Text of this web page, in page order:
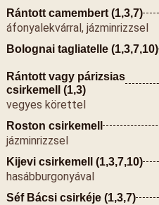
Rántott camembert (1,3,7)
áfonyalekvárral, jázminrizzsel
Bolognai tagliatelle (1,3,7,10)
Rántott vagy párizsias
csirkemell (1,3)
vegyes körettel
Roston csirkemell
jázminrizzsel
Kijevi csirkemell (1,3,7,10)
hasábburgonyával
Séf Bácsi csirkéje (1,3,7)